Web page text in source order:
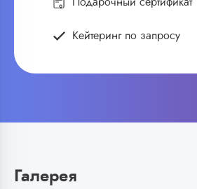
Кейтеринг по запросу
Галерея